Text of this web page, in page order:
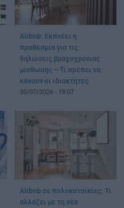
Airbnb: Εκπνέει η
προθεσμία για τις
δηλώσεις βραχυχρόνιας
μίσθωσης – Τι πρέπει να
κάνουν οι ιδιοκτήτες
30/07/2026 - 19:07
Airbnb σε πολυκατοικίες: Τι
αλλάζει με τη νέα